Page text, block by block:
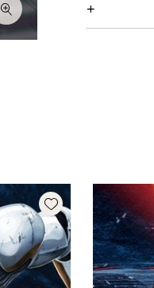
Add wishlist